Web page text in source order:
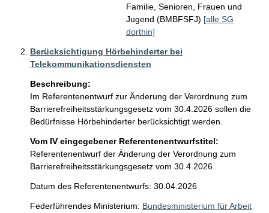
Familie, Senioren, Frauen und
Jugend (BMBFSFJ) [alle SG
dorthin]
Berücksichtigung Hörbehinderter bei
Telekommunikationsdiensten
Beschreibung:
Im Referentenentwurf zur Änderung der Verordnung zum
Barrierefreiheitsstärkungsgesetz vom 30.4.2026 sollen die
Bedürfnisse Hörbehinderter berücksichtigt werden.
Vom IV eingegebener Referentenentwurfstitel:
Referentenentwurf der Änderung der Verordnung zum
Barrierefreiheitsstärkungsgesetz vom 30.4.2026
Datum des Referentenentwurfs: 30.04.2026
Federführendes Ministerium: Bundesministerium für Arbeit